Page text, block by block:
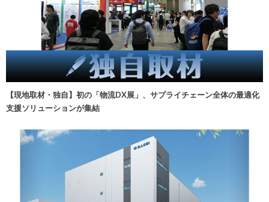
【現地取材・独自】初の「物流DX展」、サプライチェーン全体の最適化
支援ソリューションが集結